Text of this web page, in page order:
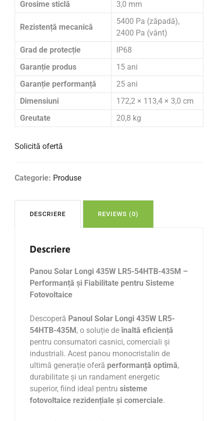
Grosime sticlă
3,0 mm
Rezistență mecanică
5400 Pa (zăpadă),
2400 Pa (vânt)
Grad de protecție
IP68
Garanție produs
15 ani
Garanție performanță
25 ani
Dimensiuni
172,2 × 113,4 × 3,0 cm
Greutate
20,8 kg
Solicită ofertă
Categorie: Produse
DESCRIERE REVIEWS (0)
Descriere
Panou Solar Longi 435W LR5-54HTB-435M –
Performanță și Fiabilitate pentru Sisteme
Fotovoltaice
Descoperă Panoul Solar Longi 435W LR5-
54HTB-435M, o soluție deînaltă eficiență
pentru consumatori casnici, comerciali și
industriali. Acest panou monocristalin de
ultimă generație oferă performanță optimă,
durabilitate și un randament energetic
superior, fiind ideal pentru sisteme
fotovoltaice rezidențiale și comerciale.